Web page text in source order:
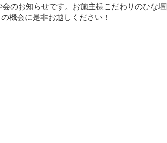
のお知らせです。お施主様こだわりのひな
機会に是非お越しください！